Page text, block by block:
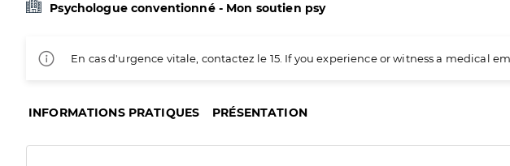
Psychologue conventionné - Mon soutien psy
En cas d'urgence vitale, contactez le 15. If you experience or witness a medical
INFORMATIONS PRATIQUES PRÉSENTATION